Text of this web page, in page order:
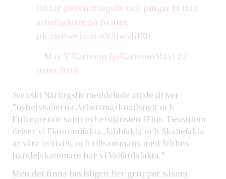
Då tar @svenaringsliv och pingar in min
arbetsgivare på twitter.
pic.twitter.com/eXAtwvbJZB
— Max V Karlsson (@KarlssonMax) 27
mars 2018
Svenskt Näringsliv meddelade att de driver
”nyhetssajterna Arbetsmarknadsnytt och
Entreprenör samt nyhetstjänsten fPlus. Dessutom
driver vi Ekonomifakta. Jobbfakta och Skattefakta
är våra initiativ, och tillsammans med Sthlms
handelskammare har vi Välfärdsfakta.”
Men det finns bevisligen fler grupper såsom